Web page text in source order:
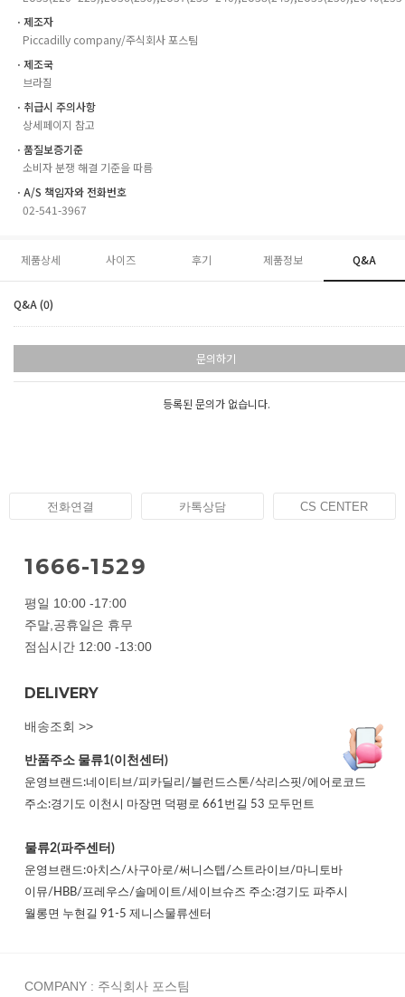
ㆍ제조자
Piccadilly company/주식회사 포스팀
ㆍ제조국
브라질
ㆍ취급시 주의사항
상세페이지 참고
ㆍ품질보증기준
소비자 분쟁 해결 기준을 따름
ㆍA/S 책임자와 전화번호
02-541-3967
제품상세 사이즈 후기 제품정보 Q&A
Q&A (0)
문의하기
등록된 문의가 없습니다.
전화연결 카톡상담 CS CENTER
1666-1529
평일 10:00 -17:00
주말,공휴일은 휴무
점심시간 12:00 -13:00
DELIVERY
배송조회 >>
반품주소 물류1(이천센터)
운영브랜드:네이티브/피카딜리/블런드스톤/삭리스핏/에어로코드
주소:경기도 이천시 마장면 덕평로 661번길 53 모두먼트
물류2(파주센터)
운영브랜드:아치스/사구아로/써니스텝/스트라이브/마니토바
이뮤/HBB/프레우스/솔메이트/세이브슈즈 주소:경기도 파주시
월롱면 누현길 91-5 제니스물류센터
COMPANY : 주식회사 포스팀